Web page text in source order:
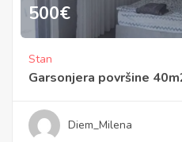
500€
Stan
Garsonjera površine
Diem_Milena